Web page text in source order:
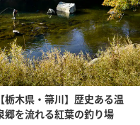
【栃木県・箒川】歴史ある温
郷を流れる紅葉の釣り場